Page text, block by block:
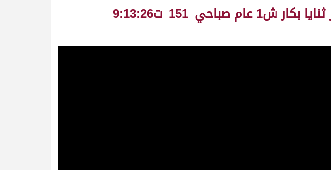
الكايده ملك_غانم بن منصور الخيارين_سباق سمو الأمير ثنايا بكار ش1 عام صباحي_151_ت9:13:26